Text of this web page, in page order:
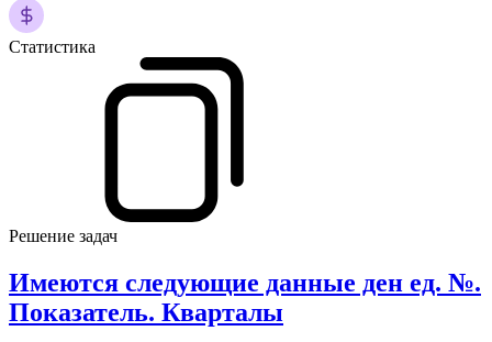
Статистика
Решение задач
Имеются следующие данные ден ед. №.
Показатель. Кварталы